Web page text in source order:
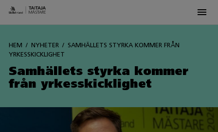
HEM NYHETER
SAMHÄLLETS STYRKA KOMMER FRÅN
YRKESSKICKLIGHET
Samhällets styrka kommer
från yrkesskicklighet